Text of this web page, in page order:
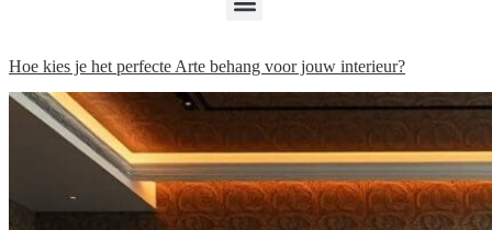
Hoe kies je het perfecte Arte behang voor jouw interieur?